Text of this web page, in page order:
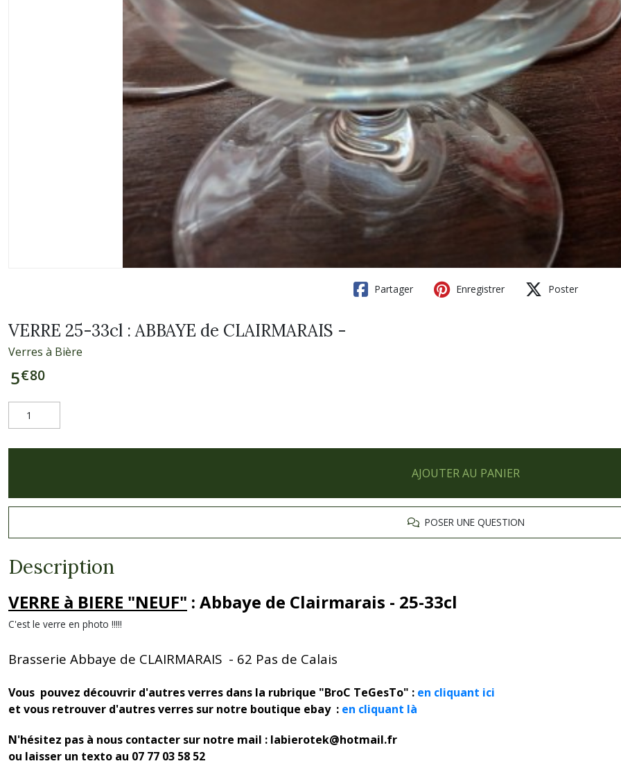
Partager Enregistrer Poster
VERRE 25-33cl : ABBAYE de CLAIRMARAIS -
Verres à Bière
5€80
AJOUTER AU PANIER
POSER UNE QUESTION
Description
VERRE à BIERE "NEUF" : Abbaye de Clairmarais - 25-33cl
C'est le verre en photo !!!!!
Brasserie Abbaye de CLAIRMARAIS - 62 Pas de Calais
Vous pouvez découvrir d'autres verres dans la rubrique "BroC TeGesTo" : en cliquant ici
et vous retrouver d'autres verres sur notre boutique ebay : en cliquant là
N'hésitez pas à nous contacter sur notre mail : labierotek@hotmail.fr
ou laisser un texto au 07 77 03 58 52